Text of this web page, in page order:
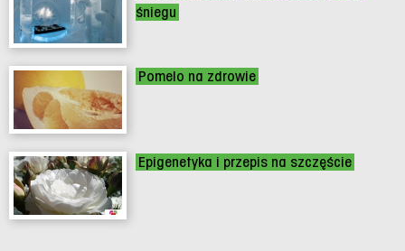
śniegu
Pomelo na zdrowie
Epigenetyka i przepis na szczęście